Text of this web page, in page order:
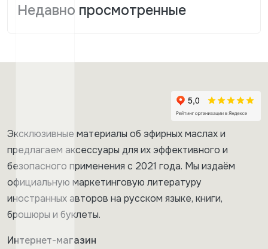
Недавно просмотренные
Эксклюзивные материалы об эфирных маслах и
предлагаем аксессуары для их эффективного и
безопасного применения с 2021 года. Мы издаём
официальную маркетинговую литературу
иностранных авторов на русском языке, книги,
брошюры и буклеты.
Интернет-магазин